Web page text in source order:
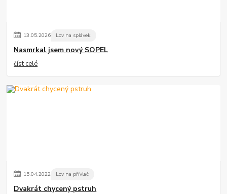
13.05.2026 Lov na splávek
Nasmrkal jsem nový SOPEL
číst celé
15.04.2022 Lov na přívlač
Dvakrát chycený pstruh